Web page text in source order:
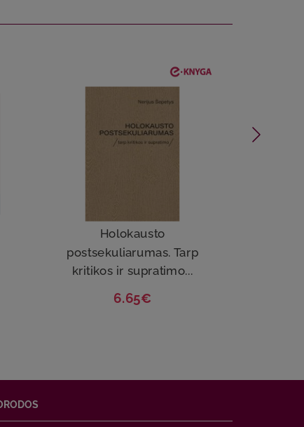
Holokausto
postsekuliarumas. Tarp
kritikos ir supratimo...
6.65€